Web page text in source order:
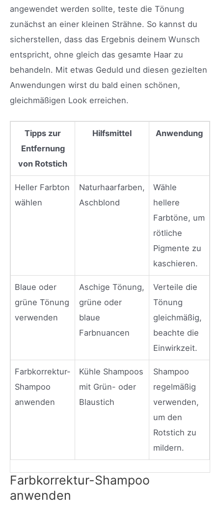
angewendet werden sollte, teste die Tönung
zunächst an einer kleinen Strähne. So kannst du
sicherstellen, dass das Ergebnis deinem Wunsch
entspricht, ohne gleich das gesamte Haar zu
behandeln. Mit etwas Geduld und diesen gezielten
Anwendungen wirst du bald einen schönen,
gleichmäßigen Look erreichen.
Tipps zur
Entfernung
von Rotstich
Hilfsmittel Anwendung
Heller Farbton
wählen
Naturhaarfarben,
Aschblond
Wähle
hellere
Farbtöne, um
rötliche
Pigmente zu
kaschieren.
Blaue oder
grüne Tönung
verwenden
Aschige Tönung,
grüne oder
blaue
Farbnuancen
Verteile die
Tönung
gleichmäßig,
beachte die
Einwirkzeit.
Farbkorrektur-
Shampoo
anwenden
Kühle Shampoos
mit Grün- oder
Blaustich
Shampoo
regelmäßig
verwenden,
um den
Rotstich zu
mildern.
Farbkorrektur-Shampoo
anwenden